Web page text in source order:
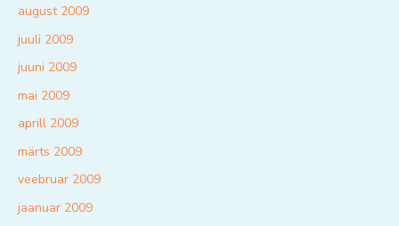
august 2009
juuli 2009
juuni 2009
mai 2009
aprill 2009
märts 2009
veebruar 2009
jaanuar 2009